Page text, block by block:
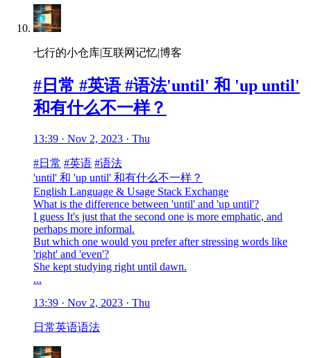
七行的小仓库|互联网记忆|博客
#日常 #英语 #语法'until' 和 'up until'
和有什么不一样？
13:39 · Nov 2, 2023 · Thu
#日常 #英语 #语法
'until' 和 'up until' 和有什么不一样？
English Language & Usage Stack Exchange
What is the difference between 'until' and 'up until'?
I guess It's just that the second one is more emphatic, and
perhaps more informal.
But which one would you prefer after stressing words like
'right' and 'even'?
She kept studying right until dawn.
...
13:39 · Nov 2, 2023 · Thu
日常英语语法